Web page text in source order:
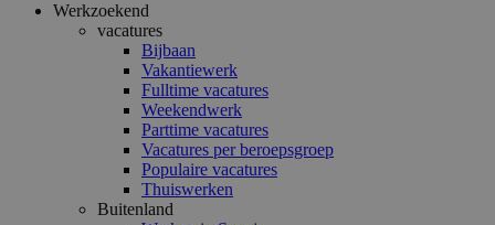
Werkzoekend
vacatures
Bijbaan
Vakantiewerk
Fulltime vacatures
Weekendwerk
Parttime vacatures
Vacatures per beroepsgroep
Populaire vacatures
Thuiswerken
Buitenland